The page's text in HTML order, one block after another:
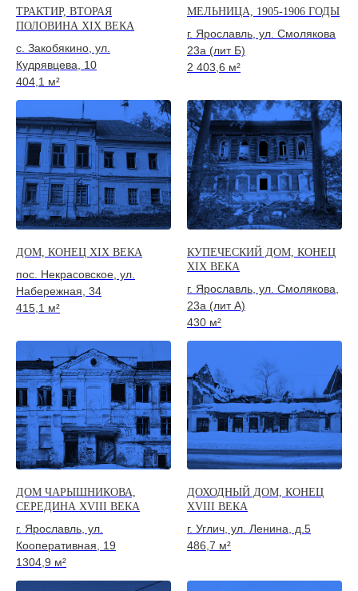
ТРАКТИР, ВТОРАЯ
ПОЛОВИНА XIX ВЕКА
с. Закобякино, ул.
Кудрявцева, 10
404,1 м²
МЕЛЬНИЦА, 1905-1906 ГОДЫ
г. Ярославль, ул. Смолякова
23а (лит Б)
2 403,6 м²
ДОМ, КОНЕЦ XIX ВЕКА
пос. Некрасовское, ул.
Набережная, 34
415,1 м²
КУПЕЧЕСКИЙ ДОМ, КОНЕЦ
XIX ВЕКА
г. Ярославль, ул. Смолякова,
23а (лит А)
430 м²
ДОМ ЧАРЫШНИКОВА,
СЕРЕДИНА XVIII ВЕКА
г. Ярославль, ул.
Кооперативная, 19
1304,9 м²
ДОХОДНЫЙ ДОМ, КОНЕЦ
XVIII ВЕКА
г. Углич, ул. Ленина, д.5
486,7 м²
СВЯЗАТЬСЯ С НАМИ